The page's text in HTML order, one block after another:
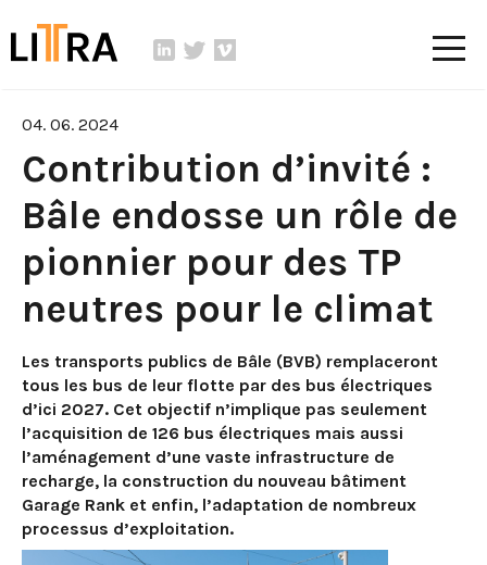
04. 06. 2024
Contribution d’invité :
Bâle endosse un rôle de
pionnier pour des TP
neutres pour le climat
Les transports publics de Bâle (BVB) remplaceront
tous les bus de leur flotte par des bus électriques
d’ici 2027. Cet objectif n’implique pas seulement
l’acquisition de 126 bus électriques mais aussi
l’aménagement d’une vaste infrastructure de
recharge, la construction du nouveau bâtiment
Garage Rank et enfin, l’adaptation de nombreux
processus d’exploitation.